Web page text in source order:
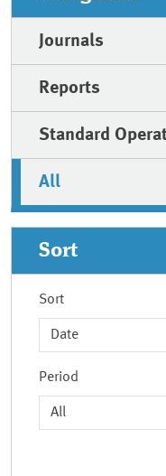
Journals
Reports
Standard
All
Sort
Sort
Period